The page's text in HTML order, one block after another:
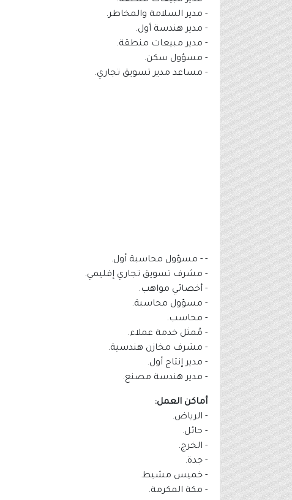
- مدير السلامة والمخاطر.
- مدير هندسة أول.
- مدير مبيعات منطقة.
- مسؤول سكن.
- مساعد مدير تسويق تجاري.
- - مسؤول محاسبة أول.
- مشرف تسويق تجاري إقليمي.
- أخصائي مواهب.
- مسؤول محاسبة.
- محاسب.
- مُمثل خدمة عملاء.
- مشرف مخازن هندسية.
- مدير إنتاج أول.
- مدير هندسة مصنع.
أماكن العمل:
- الرياض.
- حائل.
- الخرج.
- جدة.
- خميس مشيط.
- مكة المكرمة.